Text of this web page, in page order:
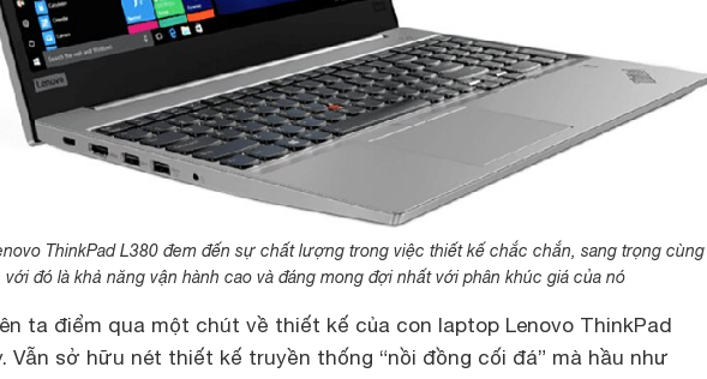
ThinkPad L380 đem đến sự chất lượng trong việc thiết kế chắc chắn, sang trọng cùng
với đó là khả năng vận hành cao và đáng mong đợi nhất với phân khúc giá của nó
ta điểm qua một chút về thiết kế của con laptop Lenovo ThinkPad
Vẫn sở hữu nét thiết kế truyền thống “nồi đồng cối đá” mà hầu như